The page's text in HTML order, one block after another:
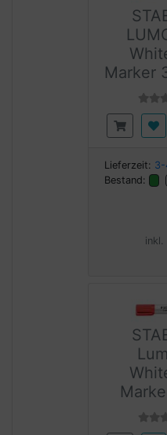
Marker
Lieferzeit: 3-
Bestand:
inkl.